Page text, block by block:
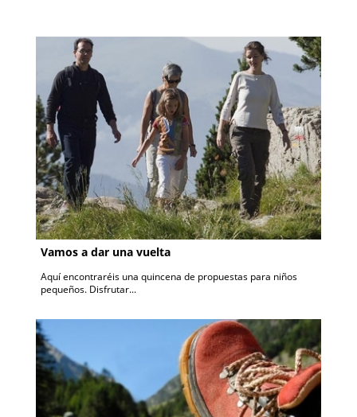
Vamos a dar una vuelta
Aquí encontraréis una quincena de propuestas para niños
pequeños. Disfrutar...